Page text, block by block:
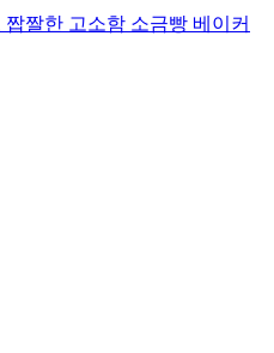
짤한 고소함 소금빵 베이커